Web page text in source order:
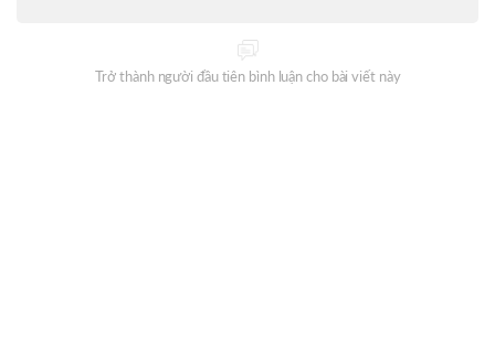
Trở thành người đầu tiên bình luận cho bài viết này